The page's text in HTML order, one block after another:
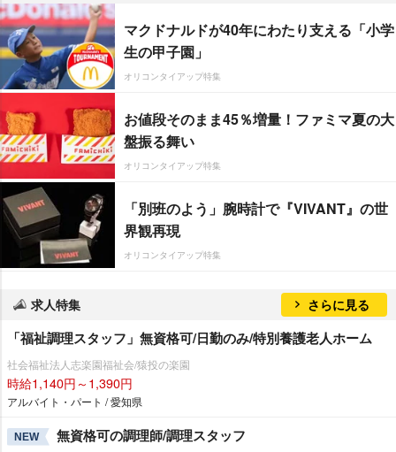
マクドナルドが40年にわたり支える「小学
生の甲子園」
オリコンタイアップ特集
お値段そのまま45％増量！ファミマ夏の大
盤振る舞い
オリコンタイアップ特集
「別班のよう」腕時計で『VIVANT』の世
界観再現
オリコンタイアップ特集
求人特集 さらに見る
「福祉調理スタッフ」無資格可/日勤のみ/特別養護老人ホーム
社会福祉法人志楽園福祉会/猿投の楽園
時給1,140円～1,390円
アルバイト・パート / 愛知県
NEW 無資格可の調理師/調理スタッフ